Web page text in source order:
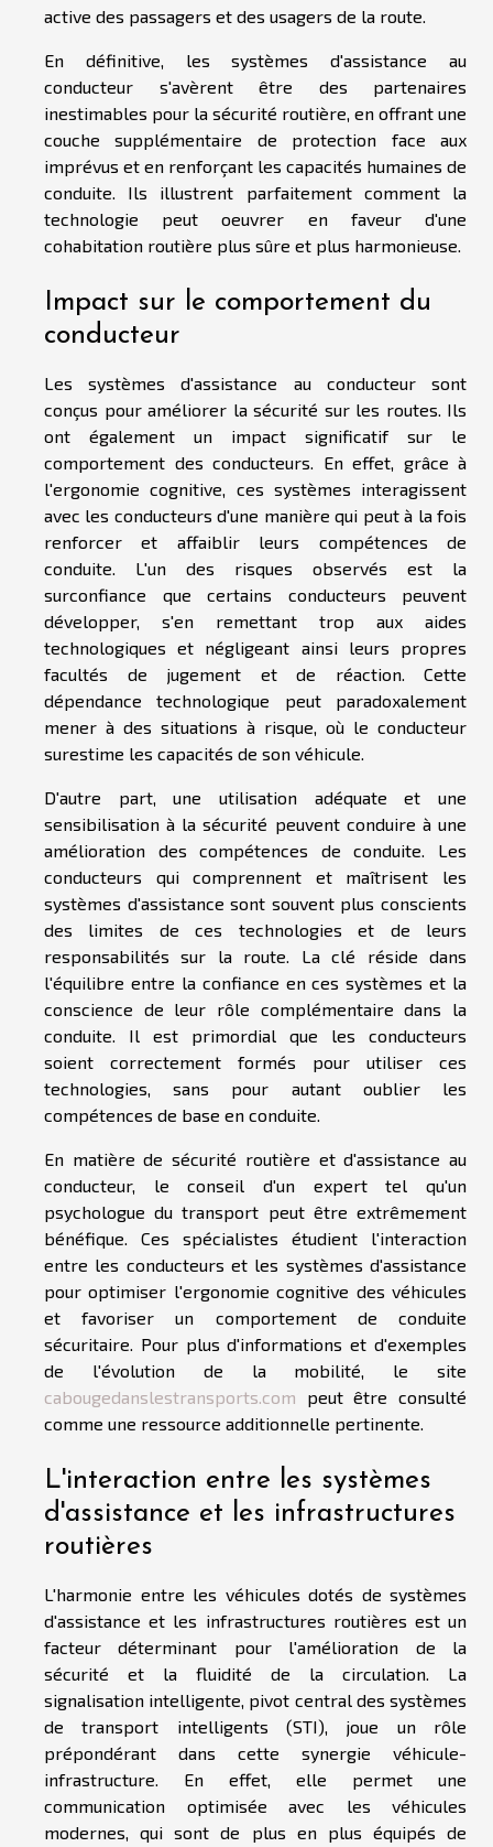
active des passagers et des usagers de la route.
En définitive, les systèmes d'assistance au
conducteur s'avèrent être des partenaires
inestimables pour la sécurité routière, en offrant une
couche supplémentaire de protection face aux
imprévus et en renforçant les capacités humaines de
conduite. Ils illustrent parfaitement comment la
technologie peut oeuvrer en faveur d'une
cohabitation routière plus sûre et plus harmonieuse.
Impact sur le comportement du
conducteur
Les systèmes d'assistance au conducteur sont
conçus pour améliorer la sécurité sur les routes. Ils
ont également un impact significatif sur le
comportement des conducteurs. En effet, grâce à
l'ergonomie cognitive, ces systèmes interagissent
avec les conducteurs d'une manière qui peut à la fois
renforcer et affaiblir leurs compétences de
conduite. L'un des risques observés est la
surconfiance que certains conducteurs peuvent
développer, s'en remettant trop aux aides
technologiques et négligeant ainsi leurs propres
facultés de jugement et de réaction. Cette
dépendance technologique peut paradoxalement
mener à des situations à risque, où le conducteur
surestime les capacités de son véhicule.
D'autre part, une utilisation adéquate et une
sensibilisation à la sécurité peuvent conduire à une
amélioration des compétences de conduite. Les
conducteurs qui comprennent et maîtrisent les
systèmes d'assistance sont souvent plus conscients
des limites de ces technologies et de leurs
responsabilités sur la route. La clé réside dans
l'équilibre entre la confiance en ces systèmes et la
conscience de leur rôle complémentaire dans la
conduite. Il est primordial que les conducteurs
soient correctement formés pour utiliser ces
technologies, sans pour autant oublier les
compétences de base en conduite.
En matière de sécurité routière et d'assistance au
conducteur, le conseil d'un expert tel qu'un
psychologue du transport peut être extrêmement
bénéfique. Ces spécialistes étudient l'interaction
entre les conducteurs et les systèmes d'assistance
pour optimiser l'ergonomie cognitive des véhicules
et favoriser un comportement de conduite
sécuritaire. Pour plus d'informations et d'exemples
de l'évolution de la mobilité, le site
cabougedanslestransports.com peut être consulté
comme une ressource additionnelle pertinente.
L'interaction entre les systèmes
d'assistance et les infrastructures
routières
L'harmonie entre les véhicules dotés de systèmes
d'assistance et les infrastructures routières est un
facteur déterminant pour l'amélioration de la
sécurité et la fluidité de la circulation. La
signalisation intelligente, pivot central des systèmes
de transport intelligents (STI), joue un rôle
prépondérant dans cette synergie véhicule-
infrastructure. En effet, elle permet une
communication optimisée avec les véhicules
modernes, qui sont de plus en plus équipés de